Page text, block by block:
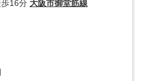
16分 大阪市御堂筋線